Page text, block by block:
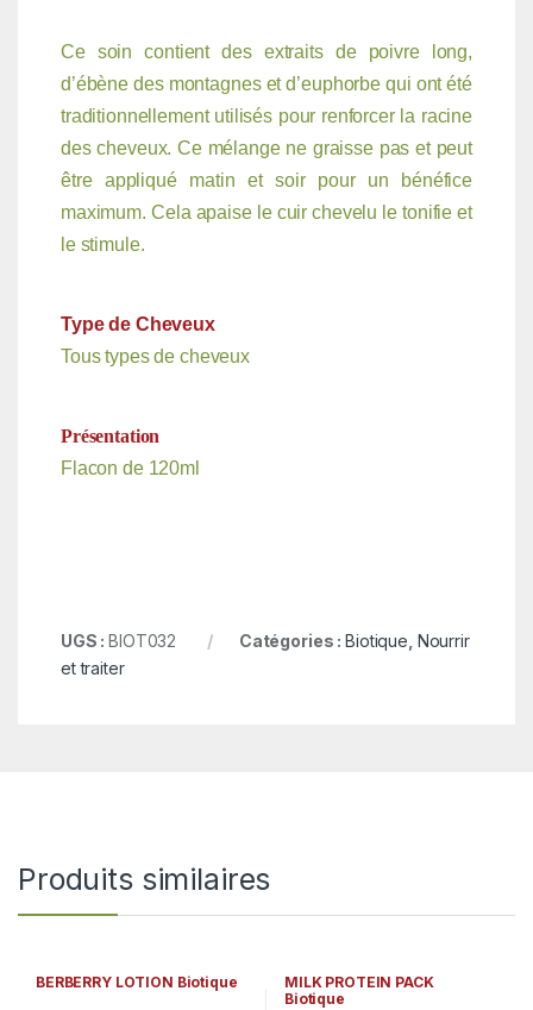
Ce soin contient des extraits de poivre long,
d’ébène des montagnes et d’euphorbe qui ont été
traditionnellement utilisés pour renforcer la racine
des cheveux. Ce mélange ne graisse pas et peut
être appliqué matin et soir pour un bénéfice
maximum. Cela apaise le cuir chevelu le tonifie et
le stimule.
Type de Cheveux
Tous types de cheveux
Présentation
Flacon de 120ml
UGS :BIOT032 Catégories :Biotique Nourrir
et traiter
Produits similaires
BERBERRY LOTION Biotique
MILK PROTEIN PACK
Biotique